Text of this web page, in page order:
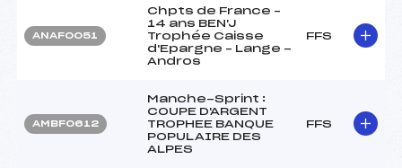
ANAF0051
Chpts de France –
14 ans BEN'J
Trophée Caisse
d'Epargne – Lange -
Andros
FFS
AMBF0612
Manche-Sprint :
COUPE D'ARGENT
TROPHEE BANQUE
POPULAIRE DES
ALPES
FFS